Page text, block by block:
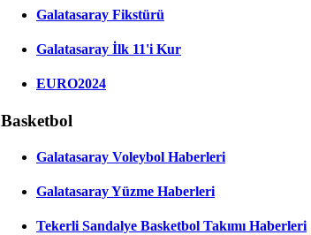
Galatasaray Fikstürü
Galatasaray İlk 11'i Kur
EURO2024
Basketbol
Galatasaray Voleybol Haberleri
Galatasaray Yüzme Haberleri
Tekerli Sandalye Basketbol Takımı Haberleri